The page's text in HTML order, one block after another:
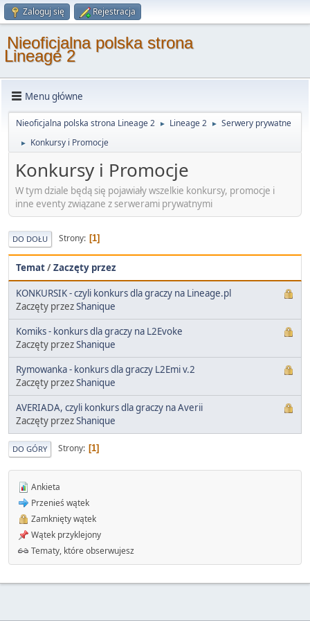
Zaloguj się Rejestracja
Nieoficjalna polska strona
Lineage 2
Menu główne
Nieoficjalna polska strona Lineage 2 ► Lineage 2 ► Serwery prywatne
► Konkursy i Promocje
Konkursy i Promocje
W tym dziale będą się pojawiały wszelkie konkursy, promocje i
inne eventy związane z serwerami prywatnymi
DO DOŁU Strony 1
Temat/Zaczęty przez
KONKURSIK - czyli konkurs dla graczy na Lineage.pl
Zaczęty przezShanique
Komiks - konkurs dla graczy na L2Evoke
Zaczęty przezShanique
Rymowanka - konkurs dla graczy L2Emi v.2
Zaczęty przezShanique
AVERIADA, czyli konkurs dla graczy na Averii
Zaczęty przezShanique
DO GÓRY Strony 1
Ankieta
Przenieś wątek
Zamknięty wątek
Wątek przyklejony
Tematy, które obserwujesz